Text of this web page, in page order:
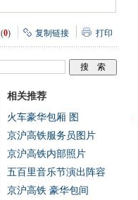
(0) 复制链接 打印
相关推荐
火车豪华包厢 图
京沪高铁服务员图片
京沪高铁内部照片
五百里音乐节演出阵容
京沪高铁 豪华包间